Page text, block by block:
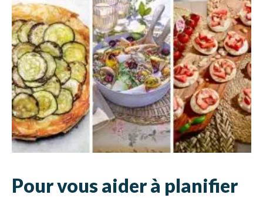
Pour vous aider à planifier